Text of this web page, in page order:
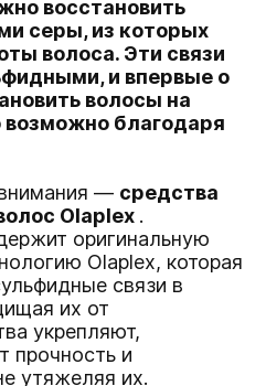
восстановить
серы, из которых
волоса. Эти связи
и впервые о
волосы на
возможно благодаря
— средства
Olaplex .
оригинальную
Olaplex, которая
связи в
их от
укрепляют,
прочность и
утяжеляя их.